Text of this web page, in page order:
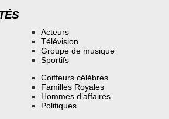
Acteurs
Télévision
Groupe de musique
Sportifs
Coiffeurs célèbres
Familles Royales
Hommes d’affaires
Politiques